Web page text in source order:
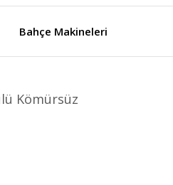
Bahçe Makineleri
Kömürsüz